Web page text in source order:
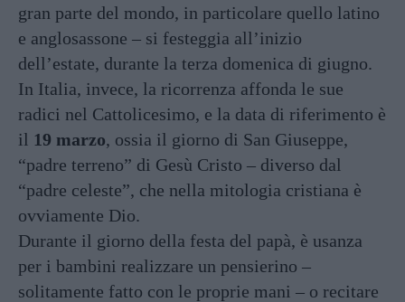
gran parte del mondo, in particolare quello latino
e anglosassone – si festeggia all’inizio
dell’estate, durante la terza domenica di giugno.
In Italia, invece, la ricorrenza affonda le sue
radici nel Cattolicesimo, e la data di riferimento è
il 19 marzo, ossia il giorno di San Giuseppe,
“padre terreno” di Gesù Cristo – diverso dal
“padre celeste”, che nella mitologia cristiana è
ovviamente Dio.
Durante il giorno della festa del papà, è usanza
per i bambini realizzare un pensierino –
solitamente fatto con le proprie mani – o recitare